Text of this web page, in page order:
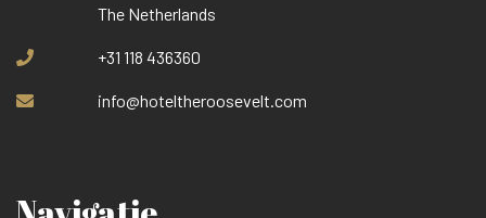
The Netherlands
+31 118 436360
info@hoteltheroosevelt.com